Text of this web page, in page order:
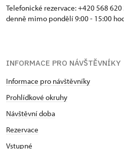
Telefonické rezervace: +420 568 620
denně mimo pondělí 9:00 - 15:00
INFORMACE PRO NÁVŠTĚVNÍKY
Informace pro návštěvníky
Prohlídkové okruhy
Návštěvní doba
Rezervace
Vstupné